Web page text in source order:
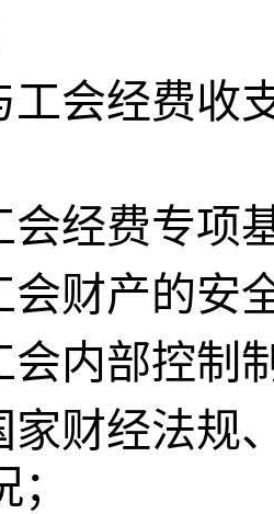
工会经费收
会经费专项
会财产的安
会内部控制
家财经法规